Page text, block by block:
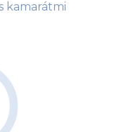
kamarátmi